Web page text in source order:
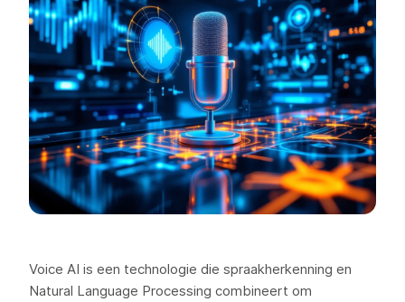
Voice AI is een technologie die spraakherkenning en
Natural Language Processing combineert om